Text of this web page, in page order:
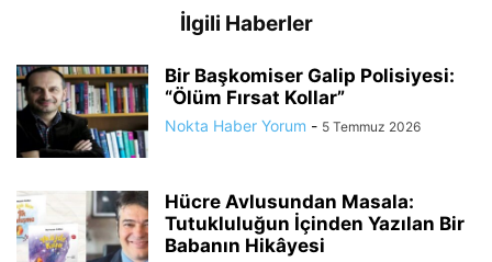
İlgili Haberler
Bir Başkomiser Galip Polisiyesi:
“Ölüm Fırsat Kollar”
Nokta Haber Yorum - 5 Temmuz 2026
Hücre Avlusundan Masala:
Tutukluluğun İçinden Yazılan Bir
Babanın Hikâyesi